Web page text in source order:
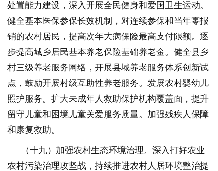
处置能力建设，深入开展全民健身和爱国卫生运动。
健全基本医保参保长效机制，对连续参保和当年零报
销的农村居民，提高次年大病保险最高支付限额。逐
步提高城乡居民基本养老保险基础养老金。健全县乡
村三级养老服务网络，开展县域养老服务体系创新试
点，鼓励开展村级互助性养老服务。发展农村婴幼儿
照护服务。扩大未成年人救助保护机构覆盖面，提升
留守儿童和困境儿童关爱服务质量。加强残疾人保障
和康复救助。
（十九）加强农村生态环境治理。深入打好农业
农村污染治理攻坚战，持续推进农村人居环境整治提